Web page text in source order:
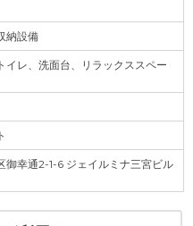
納設備
イレ、洗面台、リラックススペー
御幸通2-1-6 ジェイルミナ三宮ビル